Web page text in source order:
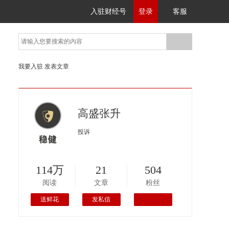
入驻财经号 登录 客服
我要入驻 发表文章
高盛张升
投诉
114万
阅读
送鲜花
21
文章
发私信
504
粉丝